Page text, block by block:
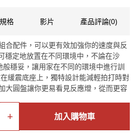
+ 加入購物車
格 影片 產品評論(0)
合配件，可以更有效加強你的速度與反
穩定地放置在不同環境中，不論在沙
穩妥，讓用家在不同的環境中進行訓
緩震底座上，獨特設計能減輕拍打時對
大圓盤讓你更易看見反應燈，從而更容
獨使用，請勿單獨購買。